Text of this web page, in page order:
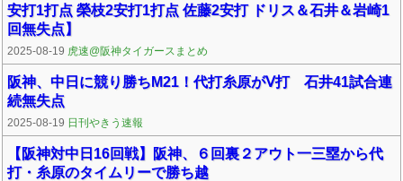
安打1打点 榮枝2安打1打点 佐藤2安打 ドリス＆石井＆岩崎1
回無失点】
2025-08-19 虎速@阪神タイガースまとめ
阪神、中日に競り勝ちM21！代打糸原がⅤ打 石井41試合連
続無失点
2025-08-19 日刊やきう速報
【阪神対中日16回戦】阪神、６回裏２アウト一三塁から代
打・糸原のタイムリーで勝ち越